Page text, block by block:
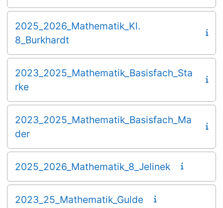
2025_2026_Mathematik_Kl.
8_Burkhardt
2023_2025_Mathematik_Basisfach_Sta
rke
2023_2025_Mathematik_Basisfach_Ma
der
2025_2026_Mathematik_8_Jelinek
2023_25_Mathematik_Gulde